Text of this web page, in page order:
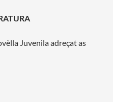
Juvenila adreçat as